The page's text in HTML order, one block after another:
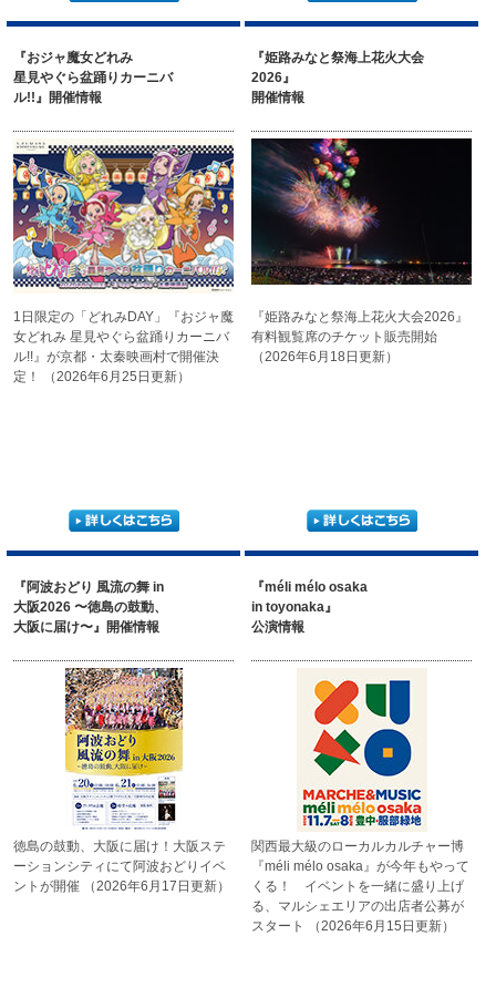
『おジャ魔女どれみ
星見やぐら盆踊りカーニバ
ル!!』開催情報
1日限定の「どれみDAY」
『おジャ魔
女どれみ 星見やぐら盆踊りカーニバ
ル!!』が京都・太秦映画村で開催決
定！
（2026年6月25日更新）
『姫路みなと祭海上花火大会
2026』
開催情報
『姫路みなと祭海上花火大会2026』
有料観覧席のチケット販売開始
（2026年6月18日更新）
『阿波おどり 風流の舞 in
大阪2026 〜徳島の鼓動、
大阪に届け〜』開催情報
徳島の鼓動、大阪に届け！ 大阪ステ
ーションシティにて阿波おどりイベ
ントが開催 （2026年6月17日更新）
『méli mélo osaka
in toyonaka』
公演情報
関西最大級のローカルカルチャー博
『méli mélo osaka』が今年もやって
くる！ イベントを一緒に盛り上げ
る、マルシェエリアの出店者公募が
スタート
（2026年6月15日更新）